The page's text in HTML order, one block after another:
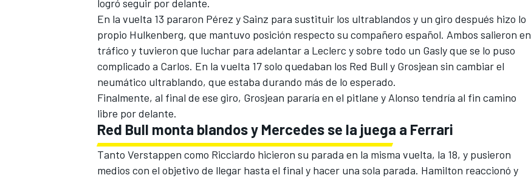
logró seguir por delante.
En la vuelta 13 pararon Pérez y Sainz para sustituir los ultrablandos y un giro después hizo lo
propio Hulkenberg, que mantuvo posición respecto su compañero español. Ambos salieron en
tráfico y tuvieron que luchar para adelantar a Leclerc y sobre todo un Gasly que se lo puso
complicado a Carlos. En la vuelta 17 solo quedaban los Red Bull y Grosjean sin cambiar el
neumático ultrablando, que estaba durando más de lo esperado.
Finalmente, al final de ese giro, Grosjean pararía en el pitlane y Alonso tendría al fin camino
libre por delante.
Red Bull monta blandos y Mercedes se la juega a Ferrari
Tanto Verstappen como Ricciardo hicieron su parada en la misma vuelta, la 18, y pusieron
medios con el objetivo de llegar hasta el final y hacer una sola parada. Hamilton reaccionó y